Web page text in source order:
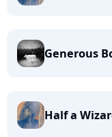
Generous
Half a